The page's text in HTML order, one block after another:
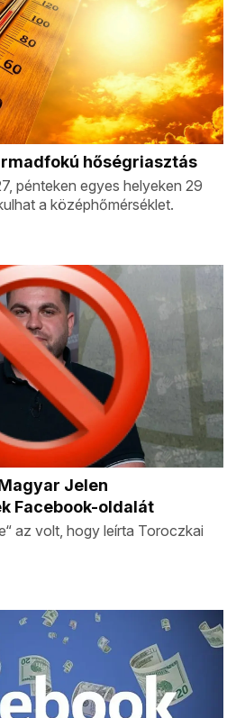
hőségriasztás
pénteken egyes helyeken 29
a középhőmérséklet.
Jelen
Facebook-oldalát
az volt, hogy leírta Toroczkai